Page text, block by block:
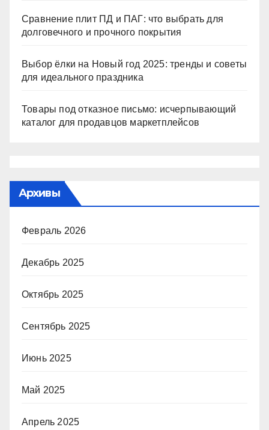
Сравнение плит ПД и ПАГ: что выбрать для
долговечного и прочного покрытия
Выбор ёлки на Новый год 2025: тренды и советы
для идеального праздника
Товары под отказное письмо: исчерпывающий
каталог для продавцов маркетплейсов
Архивы
Февраль 2026
Декабрь 2025
Октябрь 2025
Сентябрь 2025
Июнь 2025
Май 2025
Апрель 2025